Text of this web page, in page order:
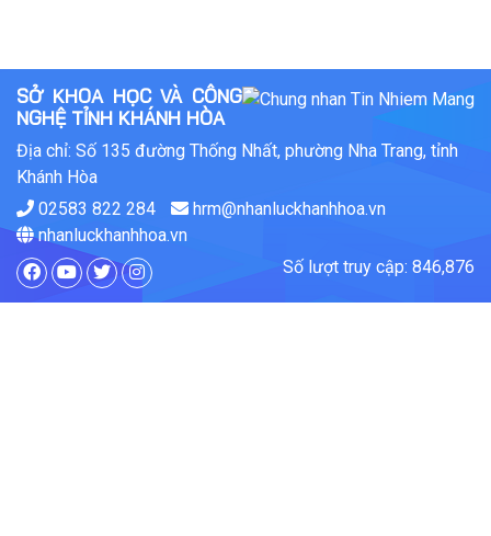
SỞ KHOA HỌC VÀ CÔNG
NGHỆ TỈNH KHÁNH HÒA
Địa chỉ: Số 135 đường Thống Nhất, phường Nha Trang, tỉnh
Khánh Hòa
02583 822 284
hrm@nhanluckhanhhoa.vn
nhanluckhanhhoa.vn
Số lượt truy cập: 846,876